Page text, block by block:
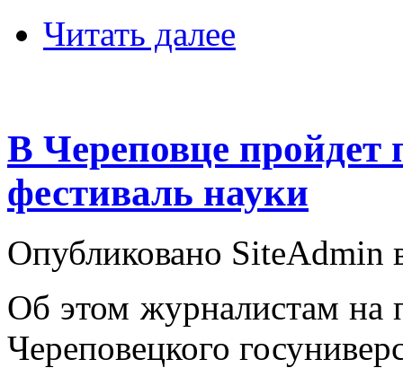
Читать далее
В Череповце
фестиваль науки
Опубликовано
Об этом журналистам на
Череповецкого